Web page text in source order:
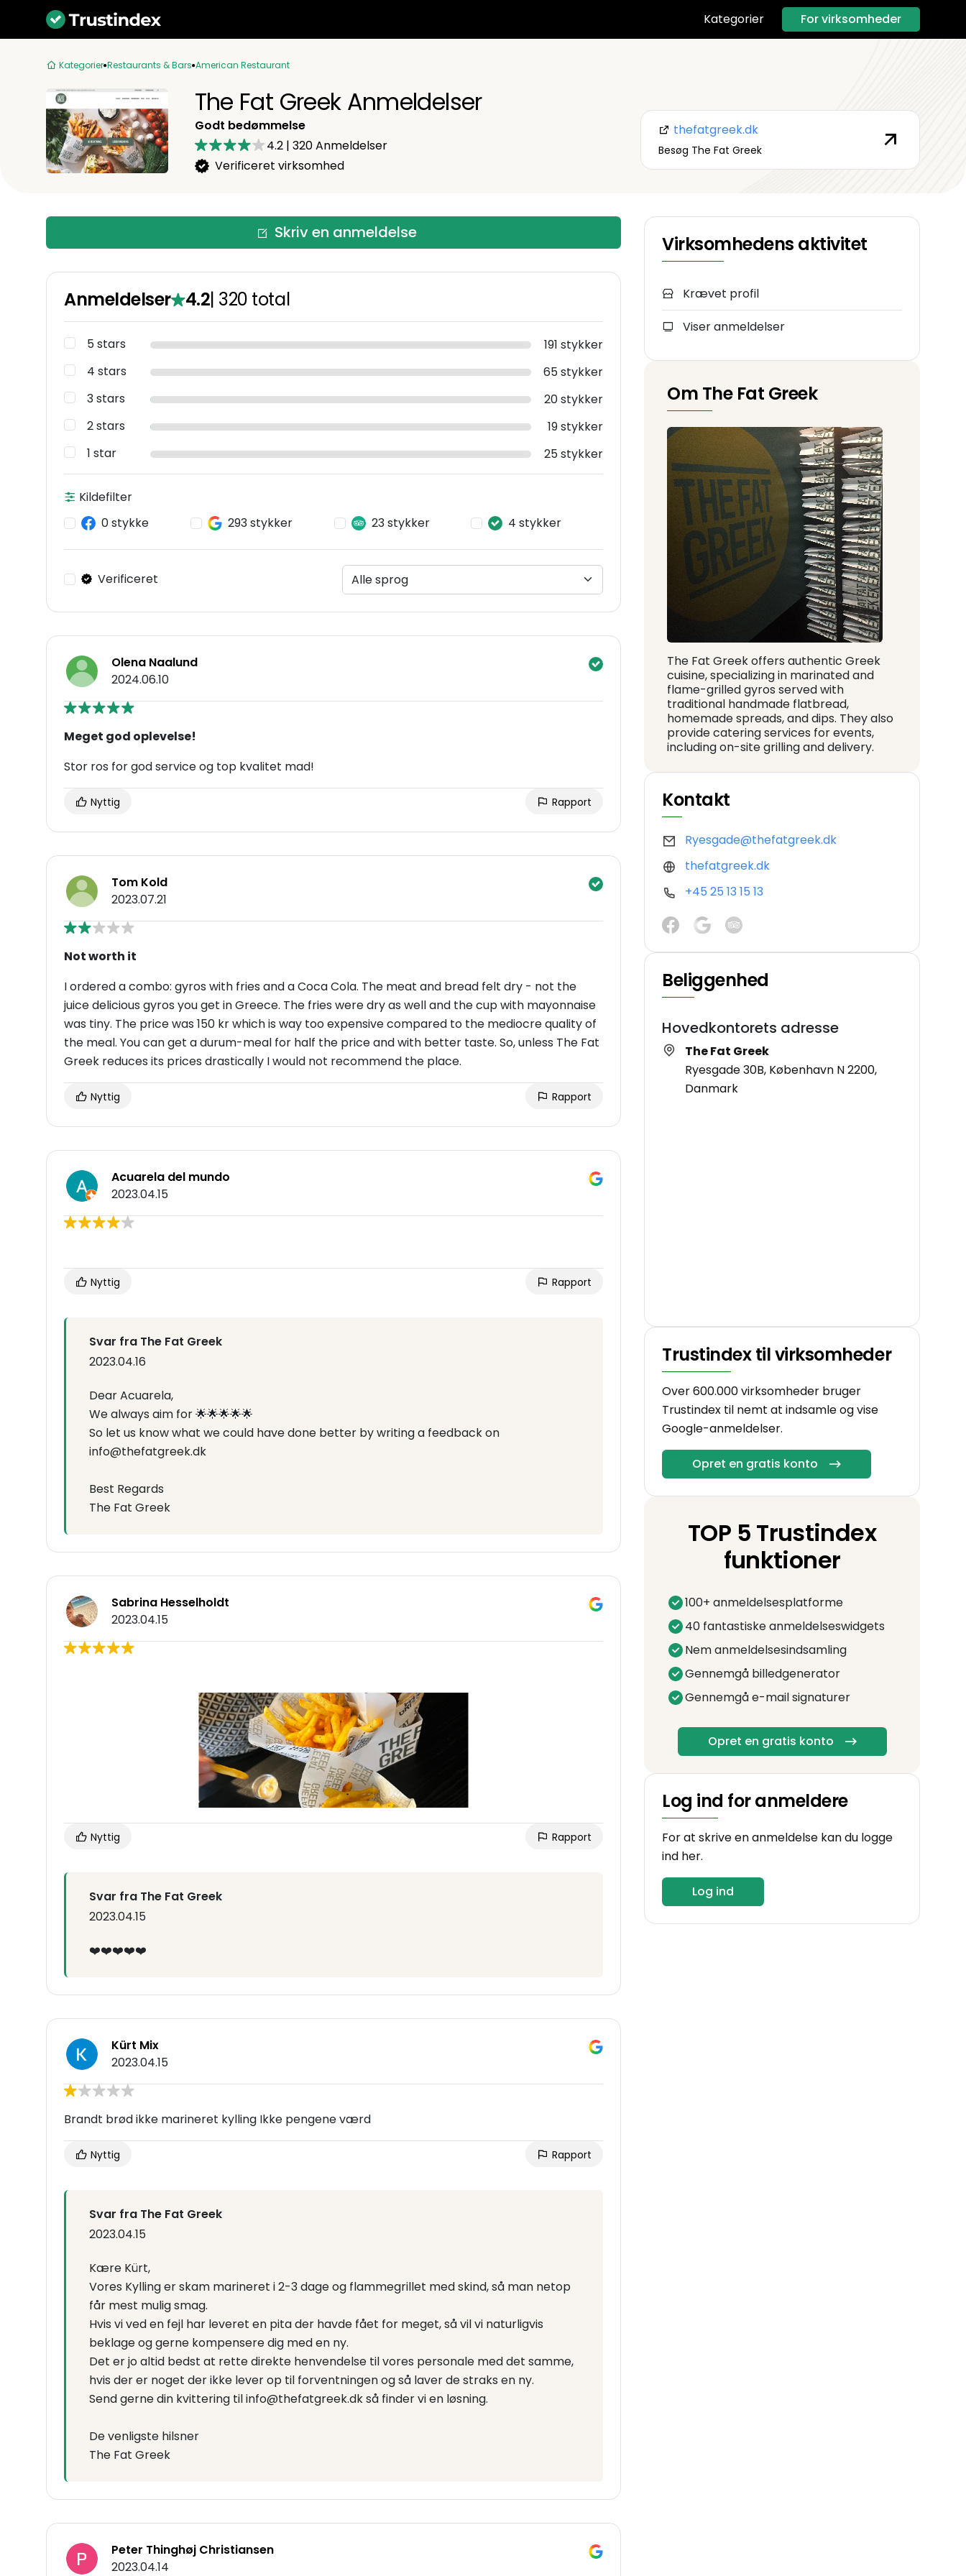
Kategorier For virksomheder
Kategorier Restaurants & Bars American Restaurant
The Fat Greek Anmeldelser
Godt bedømmelse
4.2 | 320Anmeldelser
Verificeret virksomhed
thefatgreek.dk
Besøg The Fat Greek
Skriv en anmeldelse
Anmeldelser 4.2| 320 total
5 stars
191 stykker
4 stars
65 stykker
3 stars
20 stykker
2 stars
19 stykker
1 star
25 stykker
Kildefilter
0 stykke
293 stykker 23 stykker 4 stykker
Verificeret
Olena Naalund
2024.06.10
Meget god oplevelse!
Stor ros for god service og top kvalitet mad!
Nyttig Rapport
Tom Kold
2023.07.21
Not worth it
I ordered a combo: gyros with fries and a Coca Cola. The meat and bread felt dry - not the
juice delicious gyros you get in Greece. The fries were dry as well and the cup with mayonnaise
was tiny. The price was 150 kr which is way too expensive compared to the mediocre quality of
the meal. You can get a durum-meal for half the price and with better taste. So, unless The Fat
Greek reduces its prices drastically I would not recommend the place.
Nyttig Rapport
Acuarela del mundo
2023.04.15
Nyttig Rapport
Svar fra The Fat Greek
2023.04.16
Dear Acuarela,
We always aim for 🌟🌟🌟🌟🌟
So let us know what we could have done better by writing a feedback on
info@thefatgreek.dk
Best Regards
The Fat Greek
Sabrina Hesselholdt
2023.04.15
Nyttig Rapport
Svar fra The Fat Greek
2023.04.15
❤️❤️❤️❤️❤️
Kürt Mix
2023.04.15
Brandt brød ikke marineret kylling Ikke pengene værd
Nyttig Rapport
Svar fra The Fat Greek
2023.04.15
Kære Kürt,
Vores Kylling er skam marineret i 2-3 dage og flammegrillet med skind, så man netop
får mest mulig smag.
Hvis vi ved en fejl har leveret en pita der havde fået for meget, så vil vi naturligvis
beklage og gerne kompensere dig med en ny.
Det er jo altid bedst at rette direkte henvendelse til vores personale med det samme,
hvis der er noget der ikke lever op til forventningen og så laver de straks en ny.
Send gerne din kvittering til info@thefatgreek.dk så finder vi en løsning.
De venligste hilsner
The Fat Greek
Peter Thinghøj Christiansen
2023.04.14
Virksomhedens aktivitet
Krævet profil
Viser anmeldelser
Om The Fat Greek
The Fat Greek offers authentic Greek
cuisine, specializing in marinated and
flame-grilled gyros served with
traditional handmade flatbread,
homemade spreads, and dips. They also
provide catering services for events,
including on-site grilling and delivery.
Kontakt
Ryesgade@thefatgreek.dk
thefatgreek.dk
+45 25 13 15 13
Beliggenhed
Hovedkontorets adresse
The Fat Greek
Ryesgade 30B, København N 2200,
Danmark
Trustindex til virksomheder
Over 600.000 virksomheder bruger
Trustindex til nemt at indsamle og vise
Google-anmeldelser.
Opret en gratis konto
TOP 5 Trustindex
funktioner
100+ anmeldelsesplatforme
40 fantastiske anmeldelseswidgets
Nem anmeldelsesindsamling
Gennemgå billedgenerator
Gennemgå e-mail signaturer
Opret en gratis konto
Log ind for anmeldere
For at skrive en anmeldelse kan du logge
ind her.
Log ind